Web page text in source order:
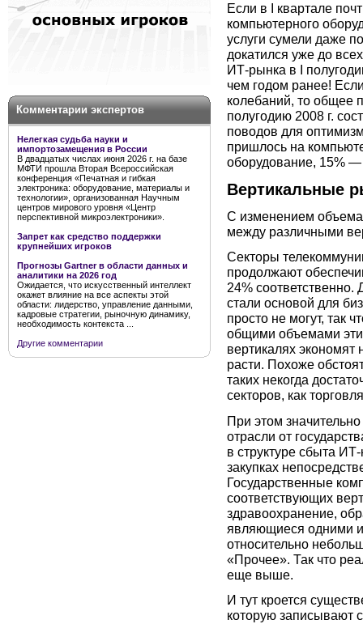
Комментарии экспертов
Нелегкая судьба науки и
импортозамещения в России
В двадцатых числах июня 2026 г. на базе
МФТИ прошла Вторая Всероссийская
конференция «Печатная и гибкая
электроника: оборудование, материалы и
технологии», организованная Научным
центров мирового уровня «Центр
перспективной микроэлектроники».
Запрет как средство поддержки
крупнейших игроков
Прогнозы Gartner в области данных и
аналитики на 2026 год
Ожидается, что искусственный интеллект
окажет влияние на все аспекты этой
области: лидерство, управление данными,
кадровые стратегии, рыночную динамику,
необходимость контекста ...
Другие комментарии
Если в I квартале
компьютерного
услуги сумели даже
докатился уже до
ИТ-рынка в I
чем годом ранее!
колебаний, то общее
полугодию 2008 г.
поводов для
пришлось на
оборудование, 15%
Вертикальные
С изменением
между различными
Секторы
продолжают
24%
стали основой для
просто не могут, так
общими объемами
вертикалях экономят
расти. Похоже
таких некогда
секторов, как
При этом
отрасли от
в структуре сбыта
закупках
Государственные
соответствующих
здравоохранение,
являющиеся одними
относительно
«Прочее». Так что
еще выше.
И тут кроется
которую записывают